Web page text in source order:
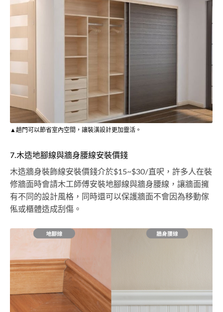
▲趟門可以節省室內空間，讓裝潢設計更加靈活。
7.木造地腳線與牆身腰線安裝價錢
木造牆身裝飾線安裝價錢介於$15~$30/直呎，許多人在裝
修牆面時會請木工師傅安裝地腳線與牆身腰線，讓牆面擁
有不同的設計風格，同時還可以保護牆面不會因為移動傢
俬或櫃體造成刮傷。